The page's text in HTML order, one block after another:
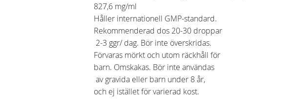
827,6 mg/ml
Håller internationell GMP-standard.
Rekommenderad dos 20-30 droppar
2-3 ggr/ dag. Bör inte överskridas.
Förvaras mörkt och utom räckhåll för
barn. Omskakas. Bör inte användas
av gravida eller barn under 8 år,
och ej istället för varierad kost.